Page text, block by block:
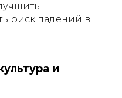
риск падений в
и